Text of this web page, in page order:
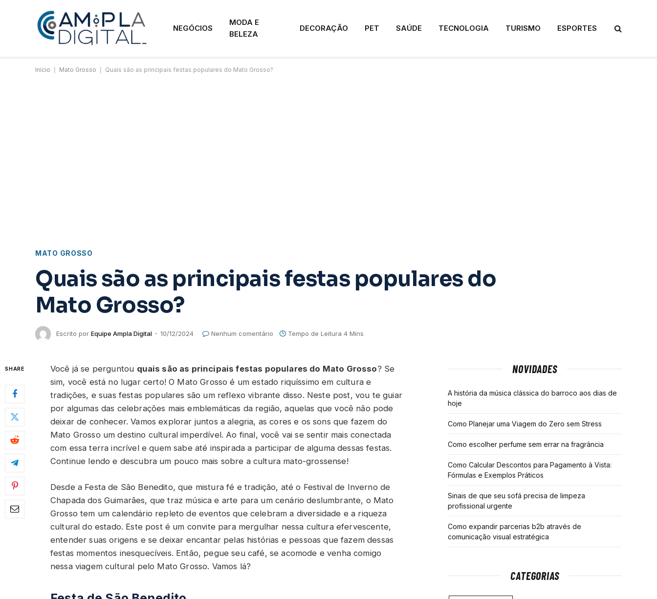
NEGÓCIOS
MODA E
BELEZA
DECORAÇÃO PET SAÚDE TECNOLOGIA TURISMO ESPORTES
Início Mato Grosso Quais são as principais festas populares do Mato Grosso?
MATO GROSSO
Quais são as principais festas populares do
Mato Grosso?
Escrito por Equipe Ampla Digital 10/12/2024 Nenhum comentário Tempo de Leitura 4 Mins
SHARE Você já se perguntou quais são as principais festas populares do Mato Grosso? Se
sim, você está no lugar certo! O Mato Grosso é um estado riquíssimo em cultura e
tradições, e suas festas populares são um reflexo vibrante disso. Neste post, vou te guiar
por algumas das celebrações mais emblemáticas da região, aquelas que você não pode
deixar de conhecer. Vamos explorar juntos a alegria, as cores e os sons que fazem do
Mato Grosso um destino cultural imperdível. Ao final, você vai se sentir mais conectada
com essa terra incrível e quem sabe até inspirada a participar de alguma dessas festas.
Continue lendo e descubra um pouco mais sobre a cultura mato-grossense!
Desde a Festa de São Benedito, que mistura fé e tradição, até o Festival de Inverno de
Chapada dos Guimarães, que traz música e arte para um cenário deslumbrante, o Mato
Grosso tem um calendário repleto de eventos que celebram a diversidade e a riqueza
cultural do estado. Este post é um convite para mergulhar nessa cultura efervescente,
entender suas origens e se deixar encantar pelas histórias e pessoas que fazem dessas
festas momentos inesquecíveis. Então, pegue seu café, se acomode e venha comigo
nessa viagem cultural pelo Mato Grosso. Vamos lá?
NOVIDADES
A história da música clássica do barroco aos dias de
hoje
Como Planejar uma Viagem do Zero sem Stress
Como escolher perfume sem errar na fragrância
Como Calcular Descontos para Pagamento à Vista:
Fórmulas e Exemplos Práticos
Sinais de que seu sofá precisa de limpeza
profissional urgente
Como expandir parcerias b2b através de
comunicação visual estratégica
CATEGORIAS